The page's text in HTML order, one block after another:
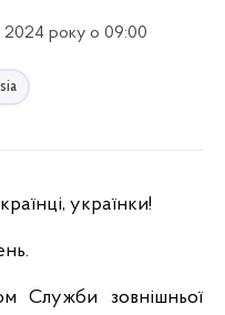
2024 року о 09:00
українки!
Служби зовнішньої